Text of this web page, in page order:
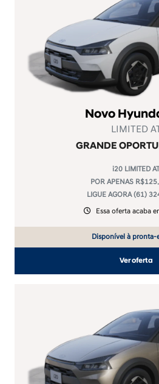
Novo
LIMITED
GRANDE
i20 LIMITED AT
POR APENAS
LIGUE
Essa oferta acaba
Disponível à pronta-
Ver oferta